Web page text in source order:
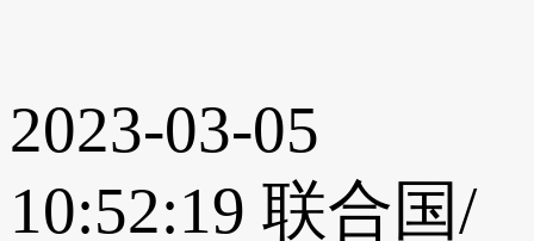
2023-03-05
10:52:19 联合国/